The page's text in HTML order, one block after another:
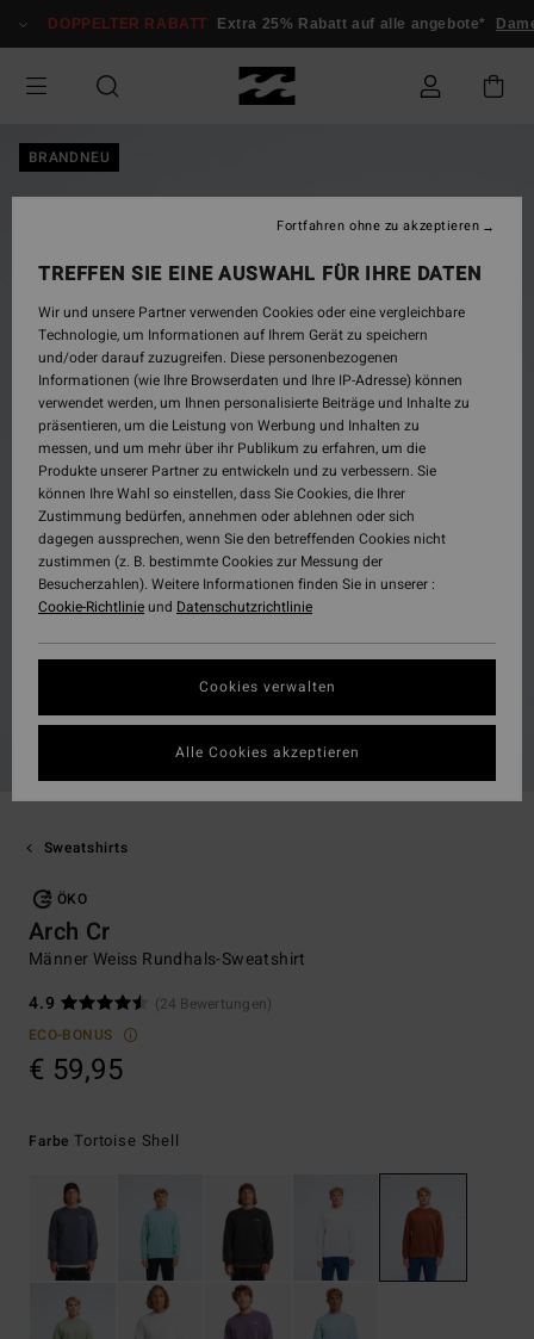
zur
springen
DOPPELTER RABATT Extra 25% Rabatt auf alle angebote* Damen
BRANDNEU
Sweatshirts
ÖKO
Arch Cr
Männer Weiss Rundhals-Sweatshirt
4.9
(24 Bewertungen)
ECO-BONUS
€ 59,95
FarbeTortoise Shell
TREFFEN SIE EINE AUSWAHL FÜR IHRE DATEN
Wir und unsere Partner verwenden Cookies oder eine vergleichbare
Technologie, um Informationen auf Ihrem Gerät zu speichern
und/oder darauf zuzugreifen. Diese personenbezogenen
Informationen (wie Ihre Browserdaten und Ihre IP-Adresse) können
verwendet werden, um Ihnen personalisierte Beiträge und Inhalte zu
präsentieren, um die Leistung von Werbung und Inhalten zu
messen, und um mehr über ihr Publikum zu erfahren, um die
Produkte unserer Partner zu entwickeln und zu verbessern. Sie
können Ihre Wahl so einstellen, dass Sie Cookies, die Ihrer
Zustimmung bedürfen, annehmen oder ablehnen oder sich
dagegen aussprechen, wenn Sie den betreffenden Cookies nicht
zustimmen (z. B. bestimmte Cookies zur Messung der
Besucherzahlen). Weitere Informationen finden Sie in unserer :
Cookie-Richtlinieund Datenschutzrichtlinie
Cookies verwalten
Fortfahren ohne zu akzeptieren
Alle Cookies akzeptieren